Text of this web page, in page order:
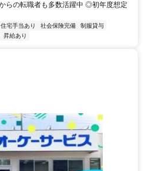
らの転職者も多数活躍中 ◎初年度想定
住宅手当あり 社会保険完備
制服貸与
昇給あり